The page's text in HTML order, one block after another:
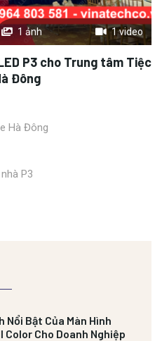
Nổi Bật Của Màn Hình
Color Cho Doanh Nghiệp
1 ảnh 1 video
P3 cho Trung tâm Tiệc
Đông
Hà Đông
P3